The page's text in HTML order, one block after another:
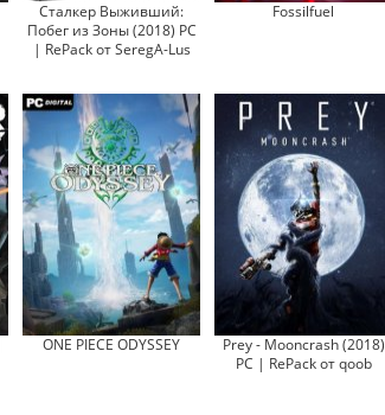
Сталкер Выживший:
Побег из Зоны (2018) PC
| RePack от SeregA-Lus
Fossilfuel
ONE PIECE ODYSSEY
Prey - Mooncrash (2018)
PC | RePack от qoob